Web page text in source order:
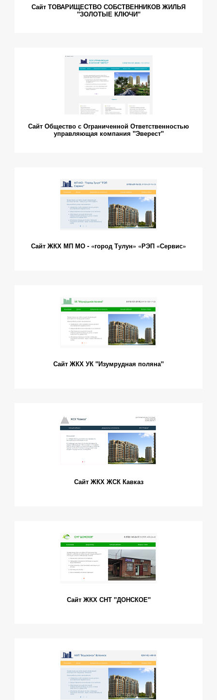
Сайт ТОВАРИЩЕСТВО СОБСТВЕННИКОВ ЖИЛЬЯ
"ЗОЛОТЫЕ КЛЮЧИ"
Сайт Общество с Ограниченной Ответственностью
управляющая компания "Эверест"
Сайт ЖКХ МП МО - «город Тулун» «РЭП «Сервис»
Сайт ЖКХ УК "Изумрудная поляна"
Сайт ЖКХ ЖСК Кавказ
Сайт ЖКХ СНТ "ДОНСКОЕ"